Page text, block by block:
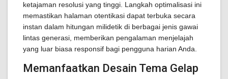
ketajaman resolusi yang tinggi. Langkah optimalisasi ini
memastikan halaman otentikasi dapat terbuka secara
instan dalam hitungan milidetik di berbagai jenis gawai
lintas generasi, memberikan pengalaman menjelajah
yang luar biasa responsif bagi pengguna harian Anda.
Memanfaatkan Desain Tema Gelap